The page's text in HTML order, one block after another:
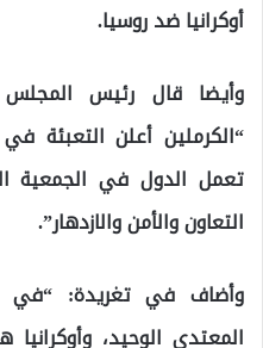
أوكرانيا ضد روسيا.
وأيضا قال رئيس
“الكرملين أعلن التعبئة
تعمل الدول في الجمعية
التعاون والأمن والازدهار”.
وأضاف في تغريدة: “في
المعتدي الوحيد،